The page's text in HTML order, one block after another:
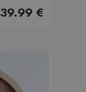
39.99 €